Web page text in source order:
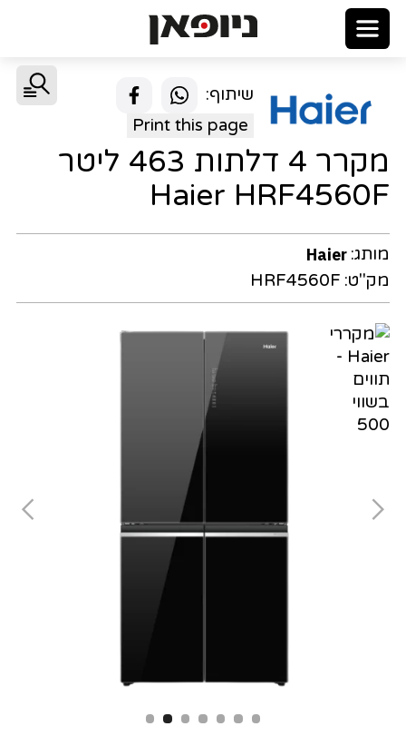
שיתוף:
Print this page
מקרר 4 דלתות 463 ליטר
Haier HRF4560F
מותג: Haier
מק"ט: HRF4560F